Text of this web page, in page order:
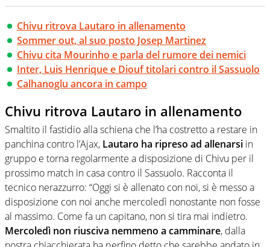
Chivu ritrova Lautaro in allenamento
Sommer out, al suo posto Josep Martinez
Chivu cita Mourinho e parla del rumore dei nemici
Inter, Luis Henrique e Diouf titolari contro il Sassuolo
Calhanoglu ancora in campo
Chivu ritrova Lautaro in allenamento
Smaltito il fastidio alla schiena che l’ha costretto a restare in
panchina contro l’Ajax, Lautaro ha ripreso ad allenarsi in
gruppo e torna regolarmente a disposizione di Chivu per il
prossimo match in casa contro il Sassuolo. Racconta il
tecnico nerazzurro: “Oggi si è allenato con noi, si è messo a
disposizione con noi anche mercoledì nonostante non fosse
al massimo. Come fa un capitano, non si tira mai indietro.
Mercoledì non riusciva nemmeno a camminare, dalla